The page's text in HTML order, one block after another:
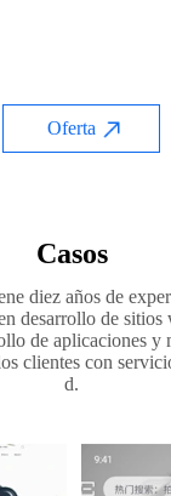
Oferta
Casos
diez años de
desarrollo de sitios
de aplicaciones y
clientes con
d.